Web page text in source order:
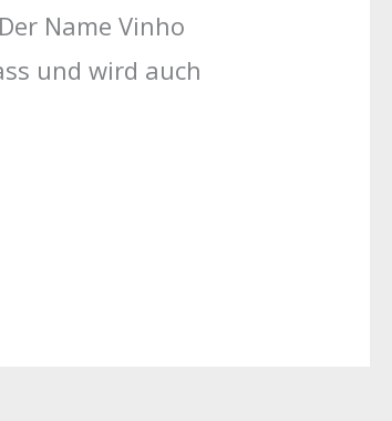
Name Vinho
und wird auch